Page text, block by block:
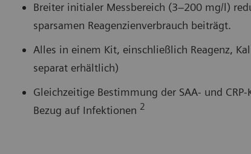
Breiter initialer Messbereich (3–200 mg/l)
sparsamen Reagenzienverbrauch beiträgt.
Alles in einem Kit, einschließlich Reagenz,
separat erhältlich)
Gleichzeitige Bestimmung der SAA- und
Bezug auf Infektionen 2